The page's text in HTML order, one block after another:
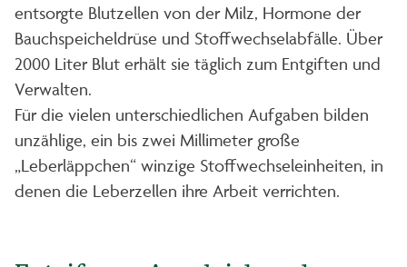
entsorgte Blutzellen von der Milz, Hormone der
Bauchspeicheldrüse und Stoffwechselabfälle. Über
2000 Liter Blut erhält sie täglich zum Entgiften und
Verwalten.
Für die vielen unterschiedlichen Aufgaben bilden
unzählige, ein bis zwei Millimeter große
„Leberläppchen“ winzige Stoffwechseleinheiten, in
denen die Leberzellen ihre Arbeit verrichten.